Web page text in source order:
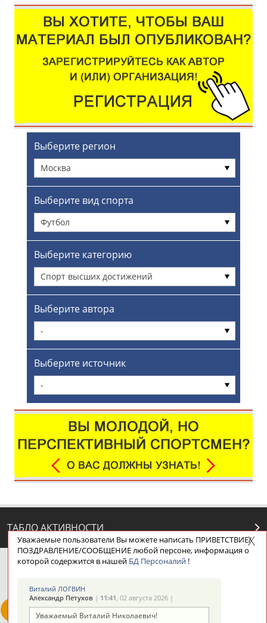
Выберите регион
Москва
Выберите вид спорта
Футбол
Выберите категорию
Спорт высших достижений
Выберите автора
-
Выберите источник
-
ТАБЛО АКТИВНОСТИ
ЦЕЛИ ПРОЕКТА НАШИ КНОПКИ
Уважаемые пользователи Вы можете написать ПРИВЕТСТВИЕ/
ПОЗДРАВЛЕНИЕ/СООБЩЕНИЕ любой персоне, информация о
которой содержится в нашей БД Персоналий!
Виталий ЛОГВИН
Александр Петухов| 11:41, 02 августа 2026 |
Уважаемый Виталий Николаевич!